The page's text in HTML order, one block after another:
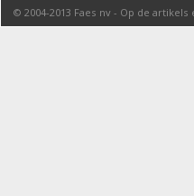
© 2004-2013 Faes nv - Op de artikels